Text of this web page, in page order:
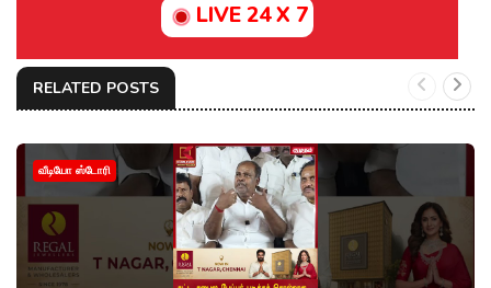
LIVE 24 X 7
RELATED POSTS
வீடியோ ஸ்டோரி